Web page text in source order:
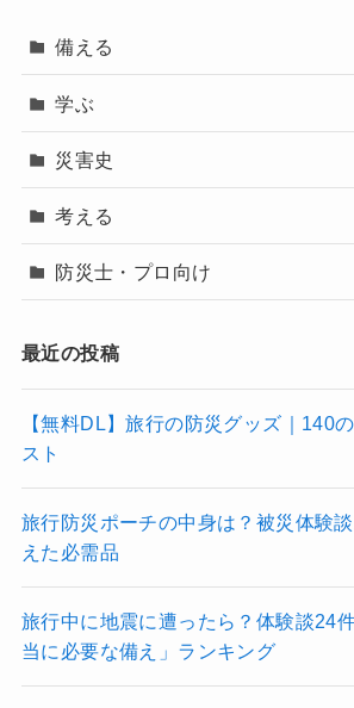
備える
学ぶ
災害史
考える
防災士・プロ向け
最近の投稿
【無料DL】旅行の防災グッズ｜140
スト
旅行防災ポーチの中身は？被災体験
えた必需品
旅行中に地震に遭ったら？体験談24
当に必要な備え」ランキング